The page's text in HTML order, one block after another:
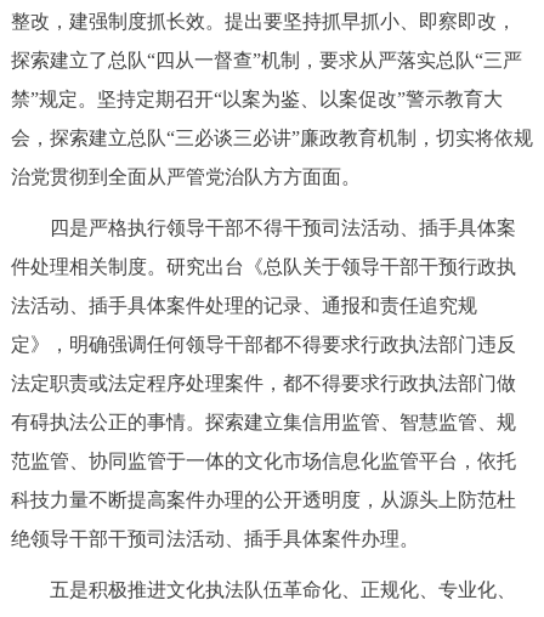
整改，建强制度抓长效。提出要坚持抓早抓小、即察即改，
探索建立了总队“四从一督查”机制，要求从严落实总队“三严
禁”规定。坚持定期召开“以案为鉴、以案促改”警示教育大
会，探索建立总队“三必谈三必讲”廉政教育机制，切实将依规
治党贯彻到全面从严管党治队方方面面。
四是严格执行领导干部不得干预司法活动、插手具体案
件处理相关制度。研究出台《总队关于领导干部干预行政执
法活动、插手具体案件处理的记录、通报和责任追究规
定》，明确强调任何领导干部都不得要求行政执法部门违反
法定职责或法定程序处理案件，都不得要求行政执法部门做
有碍执法公正的事情。探索建立集信用监管、智慧监管、规
范监管、协同监管于一体的文化市场信息化监管平台，依托
科技力量不断提高案件办理的公开透明度，从源头上防范杜
绝领导干部干预司法活动、插手具体案件办理。
五是积极推进文化执法队伍革命化、正规化、专业化、